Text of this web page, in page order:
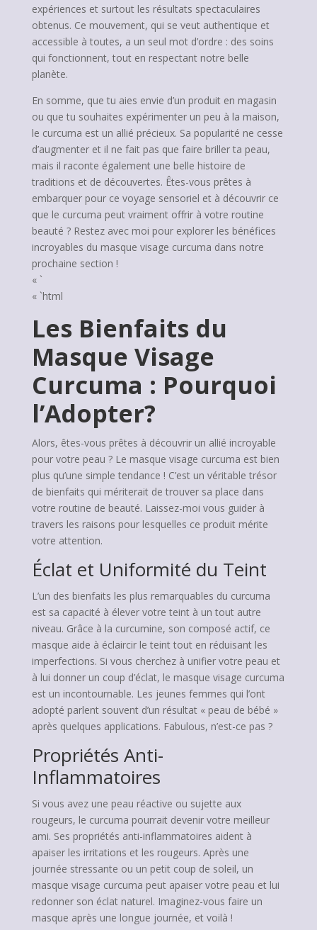
expériences et surtout les résultats spectaculaires
obtenus. Ce mouvement, qui se veut authentique et
accessible à toutes, a un seul mot d’ordre : des soins
qui fonctionnent, tout en respectant notre belle
planète.
En somme, que tu aies envie d’un produit en magasin
ou que tu souhaites expérimenter un peu à la maison,
le curcuma est un allié précieux. Sa popularité ne cesse
d’augmenter et il ne fait pas que faire briller ta peau,
mais il raconte également une belle histoire de
traditions et de découvertes. Êtes-vous prêtes à
embarquer pour ce voyage sensoriel et à découvrir ce
que le curcuma peut vraiment offrir à votre routine
beauté ? Restez avec moi pour explorer les bénéfices
incroyables du masque visage curcuma dans notre
prochaine section !
« `
« `html
Les Bienfaits du
Masque Visage
Curcuma : Pourquoi
l’Adopter?
Alors, êtes-vous prêtes à découvrir un allié incroyable
pour votre peau ? Le masque visage curcuma est bien
plus qu’une simple tendance ! C’est un véritable trésor
de bienfaits qui mériterait de trouver sa place dans
votre routine de beauté. Laissez-moi vous guider à
travers les raisons pour lesquelles ce produit mérite
votre attention.
Éclat et Uniformité du Teint
L’un des bienfaits les plus remarquables du curcuma
est sa capacité à élever votre teint à un tout autre
niveau. Grâce à la curcumine, son composé actif, ce
masque aide à éclaircir le teint tout en réduisant les
imperfections. Si vous cherchez à unifier votre peau et
à lui donner un coup d’éclat, le masque visage curcuma
est un incontournable. Les jeunes femmes qui l’ont
adopté parlent souvent d’un résultat « peau de bébé »
après quelques applications. Fabulous, n’est-ce pas ?
Propriétés Anti-
Inflammatoires
Si vous avez une peau réactive ou sujette aux
rougeurs, le curcuma pourrait devenir votre meilleur
ami. Ses propriétés anti-inflammatoires aident à
apaiser les irritations et les rougeurs. Après une
journée stressante ou un petit coup de soleil, un
masque visage curcuma peut apaiser votre peau et lui
redonner son éclat naturel. Imaginez-vous faire un
masque après une longue journée, et voilà !